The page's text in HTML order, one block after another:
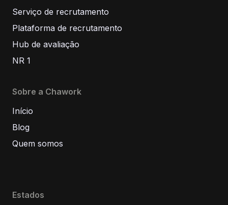
Serviço de recrutamento
Plataforma de recrutamento
Hub de avaliação
NR 1
Sobre a Chawork
Início
Blog
Quem somos
Estados